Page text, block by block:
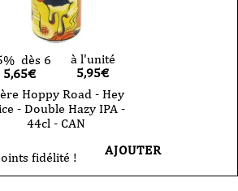
dès 6
5,65€
à l'unité
5,95€
Hoppy Road - Hey
- Double Hazy IPA -
44cl - CAN
fidélité ! AJOUTER